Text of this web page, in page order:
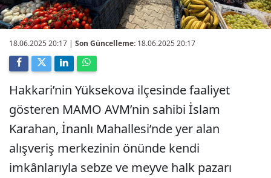
18.06.2025 20:17 | Son Güncelleme: 18.06.2025 20:17
Hakkari’nin Yüksekova ilçesinde faaliyet
gösteren MAMO AVM’nin sahibi İslam
Karahan, İnanlı Mahallesi’nde yer alan
alışveriş merkezinin önünde kendi
imkânlarıyla sebze ve meyve halk pazarı